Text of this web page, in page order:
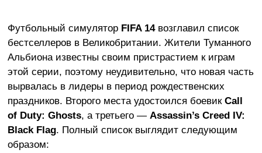
Футбольный симулятор FIFA 14возглавил список
бестселлеров в Великобритании. Жители Туманного
Альбиона известны своим пристрастием к играм
этой серии, поэтому неудивительно, что новая часть
вырвалась в лидеры в период рождественских
праздников. Второго места удостоился боевик Call
of Duty: Ghosts, а третьего — Assassin’s Creed IV:
Black Flag. Полный список выглядит следующим
образом: